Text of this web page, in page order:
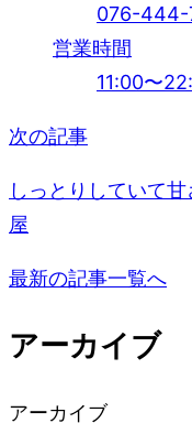
076-444-
営業時間
11:00〜
投
稿
ビ
ゲ
ー
次の記事
しっとりしていて
屋
最新の記事一覧へ
アーカイブ
アーカイブ